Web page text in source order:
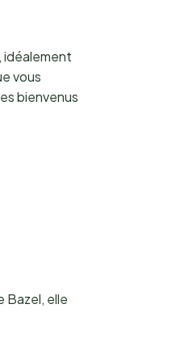
idéalement
vous
bienvenus
Bazel, elle